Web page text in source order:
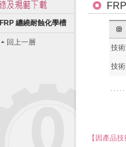
FRP 纏繞耐蝕化學槽
回上一層
技
技
【因產品